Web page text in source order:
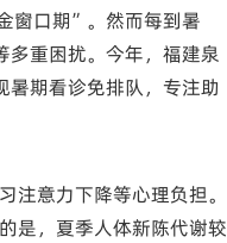
窗口期”。然而每到暑
重困扰。今年，福建泉
期看诊免排队，专注助
意力下降等心理负担。
是，夏季人体新陈代谢较